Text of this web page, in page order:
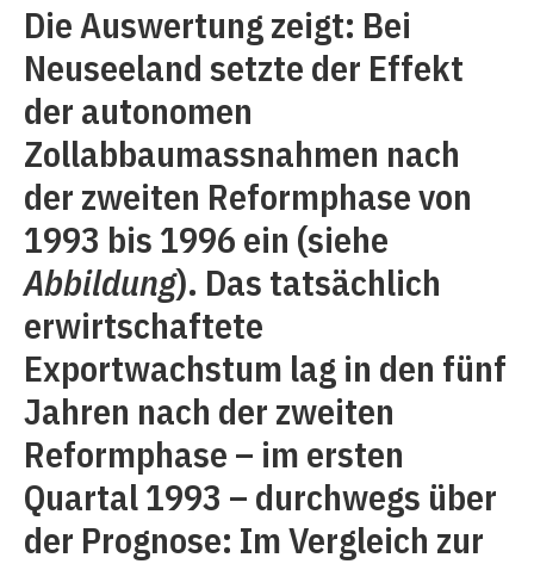
Die Auswertung zeigt: Bei
Neuseeland setzte der Effekt
der autonomen
Zollabbaumassnahmen nach
der zweiten Reformphase von
1993 bis 1996 ein (siehe
Abbildung). Das tatsächlich
erwirtschaftete
Exportwachstum lag in den fünf
Jahren nach der zweiten
Reformphase – im ersten
Quartal 1993 – durchwegs über
der Prognose: Im Vergleich zur